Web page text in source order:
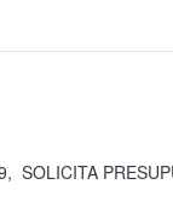
, SOLICITA